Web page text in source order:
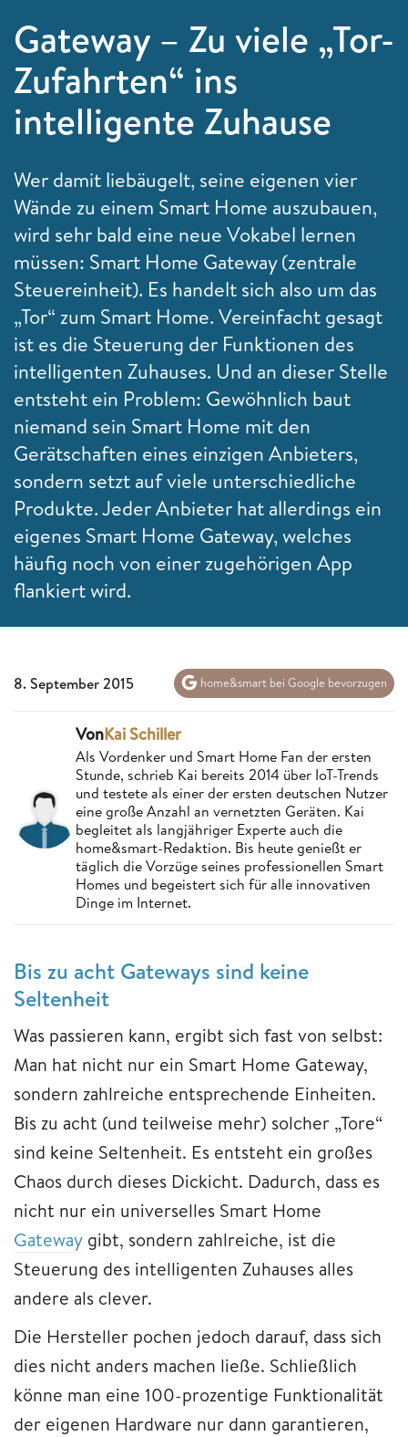
Gateway – Zu viele „Tor-
Zufahrten“ ins
intelligente Zuhause
Wer damit liebäugelt, seine eigenen vier
Wände zu einem Smart Home auszubauen,
wird sehr bald eine neue Vokabel lernen
müssen: Smart Home Gateway (zentrale
Steuereinheit). Es handelt sich also um das
„Tor“ zum Smart Home. Vereinfacht gesagt
ist es die Steuerung der Funktionen des
intelligenten Zuhauses. Und an dieser Stelle
entsteht ein Problem: Gewöhnlich baut
niemand sein Smart Home mit den
Gerätschaften eines einzigen Anbieters,
sondern setzt auf viele unterschiedliche
Produkte. Jeder Anbieter hat allerdings ein
eigenes Smart Home Gateway, welches
häufig noch von einer zugehörigen App
flankiert wird.
8. September 2015 home&smart bei Google bevorzugen
VonKai Schiller
Als Vordenker und Smart Home Fan der ersten
Stunde, schrieb Kai bereits 2014 über IoT-Trends
und testete als einer der ersten deutschen Nutzer
eine große Anzahl an vernetzten Geräten. Kai
begleitet als langjähriger Experte auch die
home&smart-Redaktion. Bis heute genießt er
täglich die Vorzüge seines professionellen Smart
Homes und begeistert sich für alle innovativen
Dinge im Internet.
Bis zu acht Gateways sind keine
Seltenheit
Was passieren kann, ergibt sich fast von selbst:
Man hat nicht nur ein Smart Home Gateway,
sondern zahlreiche entsprechende Einheiten.
Bis zu acht (und teilweise mehr) solcher „Tore“
sind keine Seltenheit. Es entsteht ein großes
Chaos durch dieses Dickicht. Dadurch, dass es
nicht nur ein universelles Smart Home
Gateway gibt, sondern zahlreiche, ist die
Steuerung des intelligenten Zuhauses alles
andere als clever.
Die Hersteller pochen jedoch darauf, dass sich
dies nicht anders machen ließe. Schließlich
könne man eine 100-prozentige Funktionalität
der eigenen Hardware nur dann garantieren,